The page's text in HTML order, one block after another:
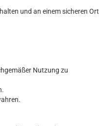
und an einem sicheren Ort
Nutzung zu